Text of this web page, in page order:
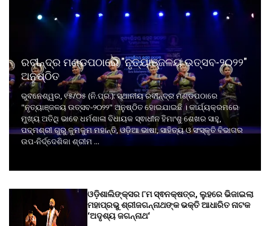
ରବୀନ୍ଦ୍ର ମଣ୍ଡପଠାରେ "ନୃତ୍ୟାଞ୍ଜଳୟ ଉତ୍ସବ-୨୦୨୨"
ଅନୁଷ୍ଠିତ
ଭୁବନେଶ୍ୱର, ୧୫/୦୫ (ନି.ପ୍ର.): ସ୍ଥାନୀୟ ରବୀନ୍ଦ୍ର ମଣ୍ଡପଠାରେ
"ନୃତ୍ୟାଞ୍ଜଳୟ ଉତ୍ସବ-୨୦୨୨" ଅନୁଷ୍ଠିତ ହୋଇଯାଇଛି । କାର୍ଯ୍ୟକ୍ରମରେ
ମୁଖ୍ୟ ଅତିଥି ଭାବେ ଧର୍ମଶାଳା ବିଧାୟକ ସ୍ଵାଧୀନ ହିମାଂଶୁ ଶେଖର ସାହୁ,
ପଦ୍ମଶ୍ରୀ ଗୁରୁ କୁମକୁମ ମହାନ୍ତି, ଓଡ଼ିଆ ଭାଷା, ସାହିତ୍ୟ ଓ ସଂସ୍କୃତି ବିଭାଗର
ଉପ-ନିର୍ଦ୍ଦେଶିକା ଶ୍ରୀମ ...
ଓଡ଼ିଶାଲିଙ୍କ୍ସର ୮ମ ସ୍ଵନକ୍ଷତ୍ର, ଲୁହରେ ଭିଜାଇଲା
ମହାପ୍ରଭୁ ଶ୍ରୀଜଗନ୍ନାଥଙ୍କ ଭକ୍ତି ଆଧାରିତ ନାଟକ
‘ଅଦୃଶ୍ୟ ଜଗନ୍ନାଥ‘